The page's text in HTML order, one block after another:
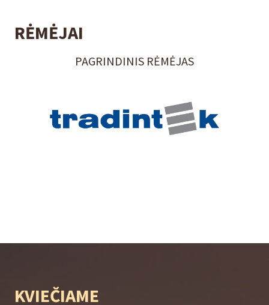
RĖMĖJAI
PAGRINDINIS RĖMĖJAS
KVIEČIAME